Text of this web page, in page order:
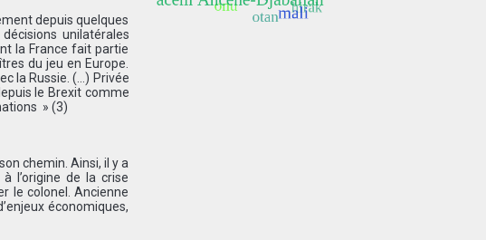
depuis quelques
unilatérales
la France fait partie
du jeu en Europe.
la Russie. (…) Privée
le Brexit comme
» (3)
chemin. Ainsi, il y a
l’origine de la crise
le colonel. Ancienne
économiques,